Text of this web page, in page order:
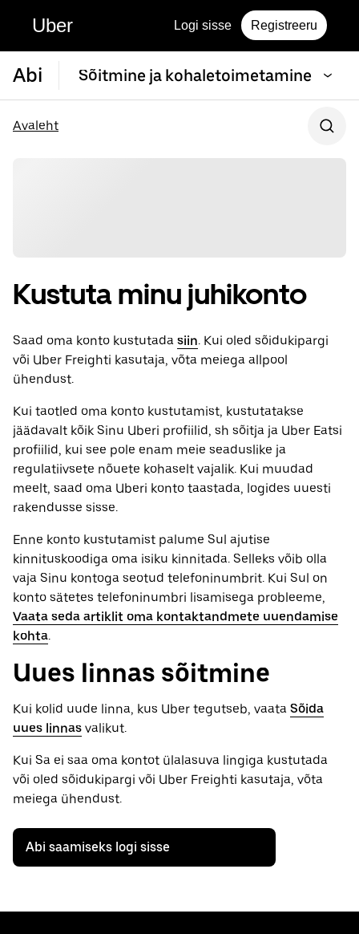
Uber Logi sisse Registreeru
Abi Sõitmine ja kohaletoimetamine
Avaleht
Kustuta minu juhikonto
Saad oma konto kustutada siin. Kui oled sõidukipargi
või Uber Freighti kasutaja, võta meiega allpool
ühendust.
Kui taotled oma konto kustutamist, kustutatakse
jäädavalt kõik Sinu Uberi profiilid, sh sõitja ja Uber Eatsi
profiilid, kui see pole enam meie seaduslike ja
regulatiivsete nõuete kohaselt vajalik. Kui muudad
meelt, saad oma Uberi konto taastada, logides uuesti
rakendusse sisse.
Enne konto kustutamist palume Sul ajutise
kinnituskoodiga oma isiku kinnitada. Selleks võib olla
vaja Sinu kontoga seotud telefoninumbrit. Kui Sul on
konto sätetes telefoninumbri lisamisega probleeme,
Vaata seda artiklit oma kontaktandmete uuendamise
kohta.
Uues linnas sõitmine
Kui kolid uude linna, kus Uber tegutseb, vaata Sõida
uues linnas valikut.
Kui Sa ei saa oma kontot ülalasuva lingiga kustutada
või oled sõidukipargi või Uber Freighti kasutaja, võta
meiega ühendust.
Abi saamiseks logi sisse